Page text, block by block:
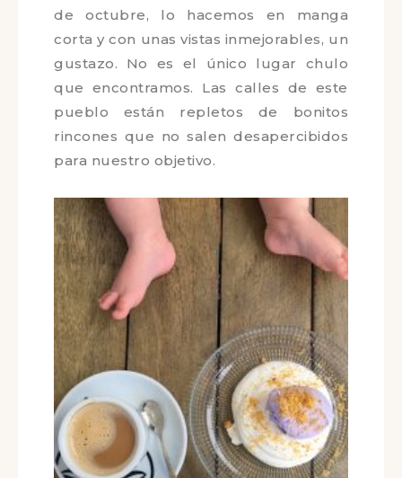
Aprovechamos para tomar allí mismo
un café en la terraza de laTaberna
Lusco, aunque estamos casi a finales
de octubre, lo hacemos en manga
corta y con unas vistas inmejorables,
un gustazo. No es el único lugar
chulo que encontramos. Las calles
bonitos rincones que no salen
desapercibidos para nuestro objetivo.